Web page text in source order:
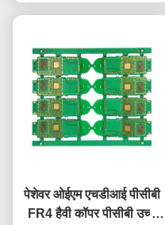
पेशेवर ओईएम एचडीआई पीसीबी
FR4 हैवी कॉपर पीसीबी उच्च